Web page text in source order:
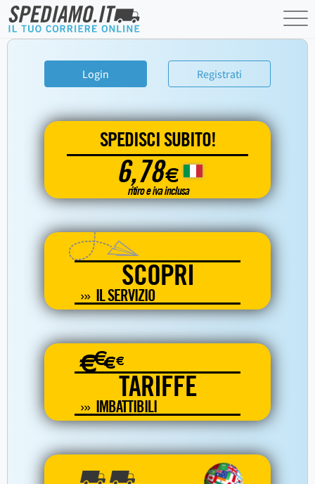
Login Registrati
SPEDISCI SUBITO!
6,78€
ritiro e iva inclusa
SCOPRI
IL SERVIZIO
€€€€
TARIFFE
IMBATTIBILI